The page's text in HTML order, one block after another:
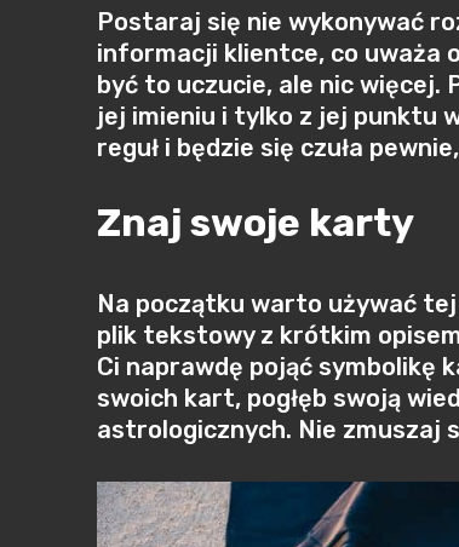
Postaraj się nie wykonywać
informacji klientce, co uważa
być to uczucie, ale nic
jej imieniu i tylko z jej punktu
reguł i będzie się czuła
Znaj swoje karty
Na początku warto używać
plik tekstowy z krótkim
Ci naprawdę pojąć symbolikę
swoich kart, pogłęb swoją
astrologicznych. Nie zmuszaj